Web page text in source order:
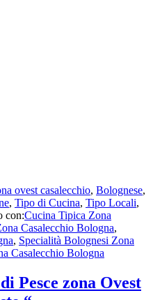
ovest casalecchio, Bolognese,
, Tipo di Cucina, Tipo Locali,
con:Cucina Tipica Zona
Casalecchio Bologna,
, Specialità Bolognesi Zona
Casalecchio Bologna
Pesce zona Ovest